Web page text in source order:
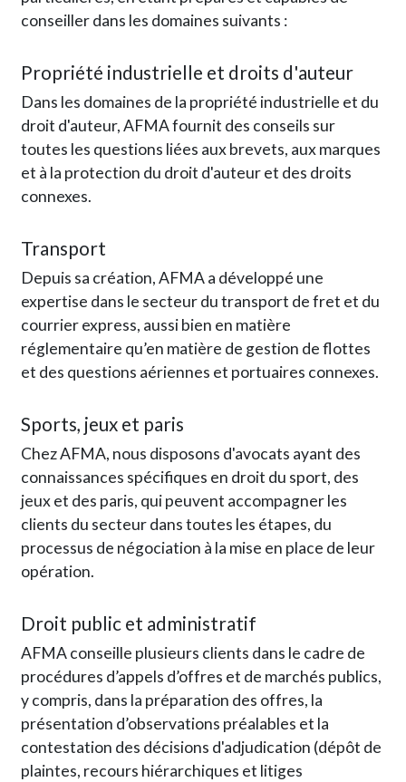
conseiller dans les domaines suivants :
Propriété industrielle et droits d'auteur
Dans les domaines de la propriété industrielle et du
droit d'auteur, AFMA fournit des conseils sur
toutes les questions liées aux brevets, aux marques
et à la protection du droit d'auteur et des droits
connexes.
Transport
Depuis sa création, AFMA a développé une
expertise dans le secteur du transport de fret et du
courrier express, aussi bien en matière
réglementaire qu’en matière de gestion de flottes
et des questions aériennes et portuaires connexes.
Sports, jeux et paris
Chez AFMA, nous disposons d'avocats ayant des
connaissances spécifiques en droit du sport, des
jeux et des paris, qui peuvent accompagner les
clients du secteur dans toutes les étapes, du
processus de négociation à la mise en place de leur
opération.
Droit public et administratif
AFMA conseille plusieurs clients dans le cadre de
procédures d’appels d’offres et de marchés publics,
y compris, dans la préparation des offres, la
présentation d’observations préalables et la
contestation des décisions d'adjudication (dépôt de
plaintes, recours hiérarchiques et litiges